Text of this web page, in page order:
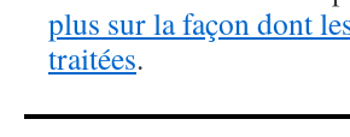
plus sur la façon dont
traitées.